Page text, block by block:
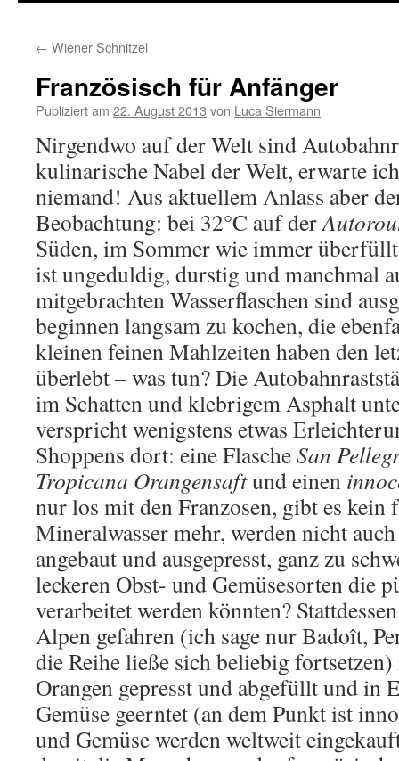
← Wiener Schnitzel
Französisch für Anfänger
Publiziert am 22. August 2013 von Luca Siermann
Nirgendwo auf der Welt sind
kulinarische Nabel der Welt, erwarte
niemand! Aus aktuellem Anlass aber
Beobachtung: bei 32°C auf der
Süden, im Sommer wie immer
ist ungeduldig, durstig und manchmal
mitgebrachten Wasserflaschen sind
beginnen langsam zu kochen, die
kleinen feinen Mahlzeiten haben den
überlebt – was tun? Die
im Schatten und klebrigem Asphalt
verspricht wenigstens etwas
Shoppens dort: eine FlascheSan
Tropicana Orangensaftund einen
nur los mit den Franzosen, gibt es kein
Mineralwasser mehr, werden nicht
angebaut und ausgepresst, ganz zu
leckeren Obst- und Gemüsesorten die
verarbeitet werden könnten?
Alpen gefahren (ich sage nur Badoît,
die Reihe ließe sich beliebig
Orangen gepresst und abgefüllt und in
Gemüse geerntet (an dem Punkt ist
und Gemüse werden weltweit